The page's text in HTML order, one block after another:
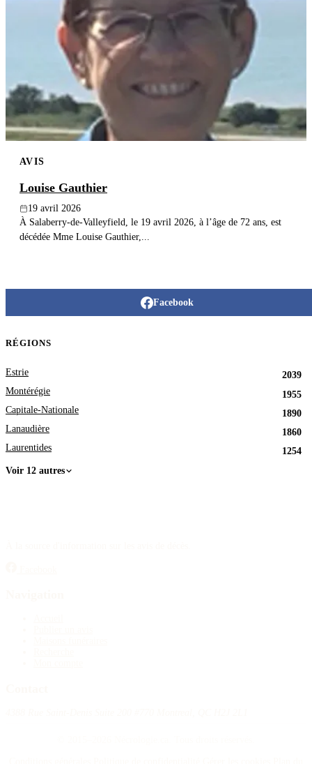
AVIS
Louise Gauthier
19 avril 2026
À Salaberry-de-Valleyfield, le 19 avril 2026, à l’âge de 72 ans, est
décédée Mme Louise Gauthier,...
Facebook
RÉGIONS
Estrie
2039
Montérégie
1955
Capitale-Nationale
1890
Lanaudière
1860
Laurentides
1254
Voir 12 autres